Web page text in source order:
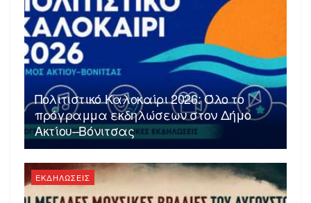
Πολιτιστικό Καλοκαίρι 2026: Όλο το
πρόγραμμα εκδηλώσεων στον Δήμο
Ακτίου–Βόνιτσας
ΕΚΔΗΛΩΣΕΙΣ